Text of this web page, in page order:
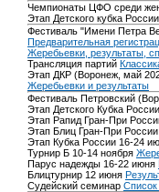
Чемпионаты ЦФО среди
Этап Детского кубка
Фестиваль "Имени Петра
Предварительная
Жеребьевки, результаты,
Трансляция партий
Этап ДКР (Воронеж, май
Жеребьевки и результаты
Фестиваль Петровский
Этап Детского Кубка
Этап Рапид Гран-При
Этап Блиц Гран-При
Этап Кубка России 16-24
Турнир Б 10-14 ноября
Парус надежды 16-22 июня
Блицтурнир 12 июня
Судейский семинар Список